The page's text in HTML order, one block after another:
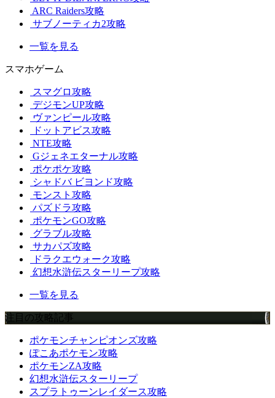
ARC Raiders攻略
サブノーティカ2攻略
一覧を見る
スマホゲーム
スマグロ攻略
デジモンUP攻略
ヴァンピール攻略
ドットアビス攻略
NTE攻略
Gジェネエターナル攻略
ポケポケ攻略
シャドバ ビヨンド攻略
モンスト攻略
パズドラ攻略
ポケモンGO攻略
グラブル攻略
サカパズ攻略
ドラクエウォーク攻略
幻想水滸伝スターリープ攻略
一覧を見る
注目の攻略記事
ポケモンチャンピオンズ攻略
ぽこあポケモン攻略
ポケモンZA攻略
幻想水滸伝スターリープ
スプラトゥーンレイダース攻略